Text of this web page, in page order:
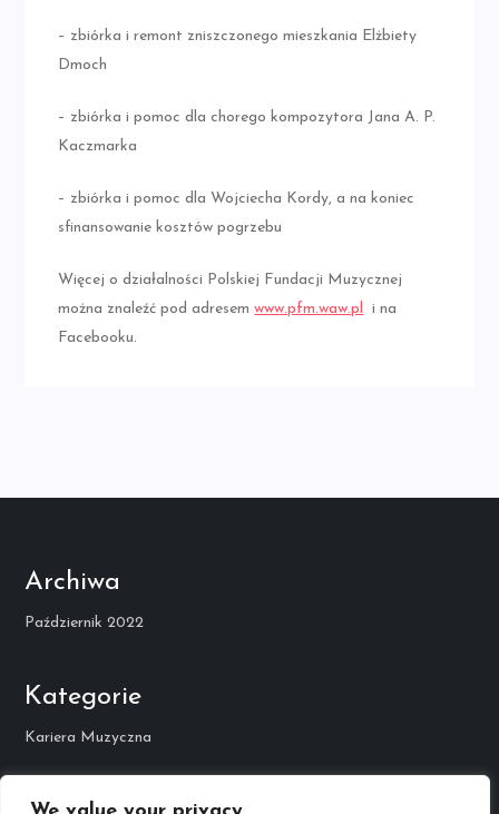
– zbiórka i remont zniszczonego mieszkania Elżbiety
Dmoch
– zbiórka i pomoc dla chorego kompozytora Jana A. P.
Kaczmarka
– zbiórka i pomoc dla Wojciecha Kordy, a na koniec
sfinansowanie kosztów pogrzebu
Więcej o działalności Polskiej Fundacji Muzycznej
można znaleźć pod adresemwww.pfm.waw.pl i na
Facebooku.
Archiwa
Październik 2022
Kategorie
Kariera Muzyczna